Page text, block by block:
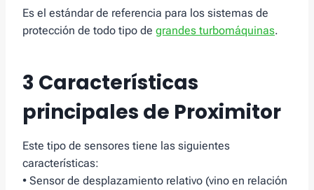
Es el estándar de referencia para los sistemas de
protección de todo tipo de grandes turbomáquinas.
3 Características
principales de Proximitor
Este tipo de sensores tiene las siguientes
características:
• Sensor de desplazamiento relativo (vino en relación